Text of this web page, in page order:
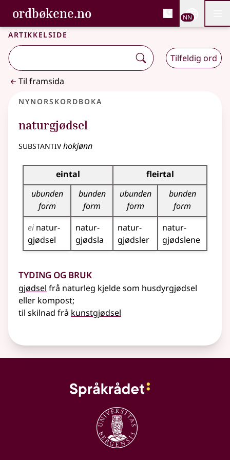
Gå til hovudinnhald
Tilgjenge
ordbøkene.no, Bokmålsordboka og
Bokmålsordboka og Nynorskordboka
NN
Artikkelside
Tilfeldig ord
Til framsida
Nynorskordboka
naturgjødsel
substantivhokjønn
Bøyningstabell for dette substantivet
eintal
fleirtal
ubunden
form
bunden
form
ubunden
form
bunden
form
ei natur­
gjødsel
natur­
gjødsla
natur­
gjødsler
natur­
gjødslene
Tyding og bruk
gjødsel frå naturleg kjelde som husdyrgjødsel
eller kompost;
til skilnad frå kunstgjødsel